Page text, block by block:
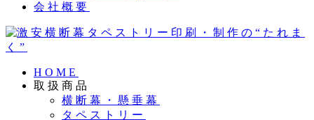
会社概要
HOME
取扱商品
横断幕・懸垂幕
タペストリー